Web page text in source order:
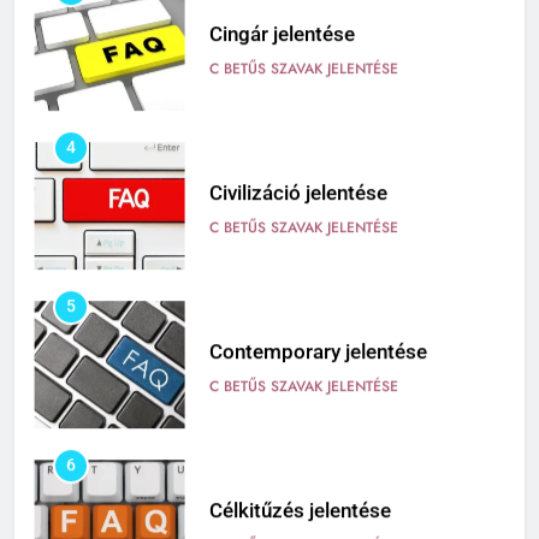
3
Cingár jelentése
4
Civilizáció jelentése
5
Contemporary jelentése
6
Célkitűzés jelentése